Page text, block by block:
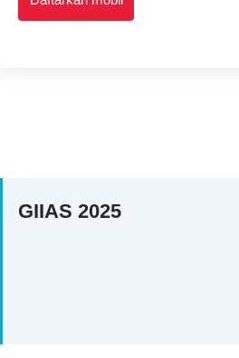
GIIAS 2025